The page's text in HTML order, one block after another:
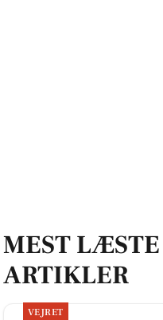
MEST LÆSTE
ARTIKLER
VEJRET